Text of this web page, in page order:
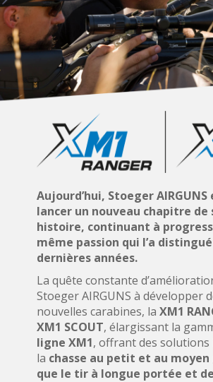
Aujourd’hui, Stoeger
lancer un nouveau chapitre de
histoire, continuant à
même passion qui l’a
dernières années.
La quête constante
Stoeger AIRGUNS à développer
nouvelles carabines, la XM1
XM1 SCOUT, élargissant la
ligne XM1, offrant des solutions
la chasse au petit et au
que le tir à longue portée et